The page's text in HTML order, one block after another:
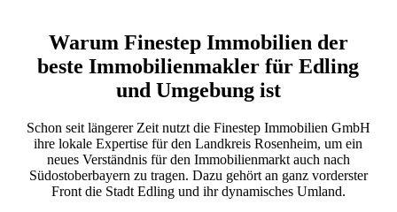
Warum Finestep Immobilien der
beste Immobilienmakler für Edling
und Umgebung ist
Schon seit längerer Zeit nutzt die Finestep Immobilien GmbH
ihre lokale Expertise für den Landkreis Rosenheim, um ein
neues Verständnis für den Immobilienmarkt auch nach
Südostoberbayern zu tragen. Dazu gehört an ganz vorderster
Front die Stadt Edling und ihr dynamisches Umland.